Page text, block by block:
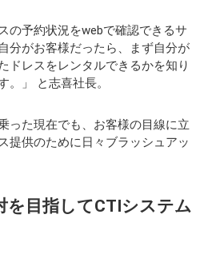
の予約状況をwebで確認できるサ
分がお客様だったら、まず自分が
ドレスをレンタルできるかを知り
。」 と志喜社長。
った現在でも、お客様の目線に立
提供のために日々ブラッシュアッ
を目指してCTIシステム